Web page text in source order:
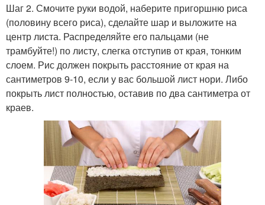
Шаг 2. Смочите руки водой, наберите пригоршню риса
(половину всего риса), сделайте шар и выложите на
центр листа. Распределяйте его пальцами (не
трамбуйте!) по листу, слегка отступив от края, тонким
слоем. Рис должен покрыть расстояние от края на
сантиметров 9-10, если у вас большой лист нори. Либо
покрыть лист полностью, оставив по два сантиметра от
краев.